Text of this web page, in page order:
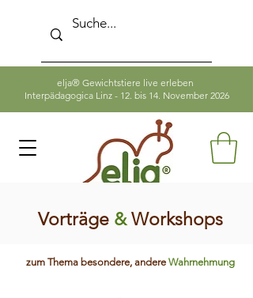
elja® Gewichtstiere live erleben
Interpädagogica Linz - 12. bis 14. November 2026
Vorträge &Workshops
zum Thema besondere, andere Wahrnehmung